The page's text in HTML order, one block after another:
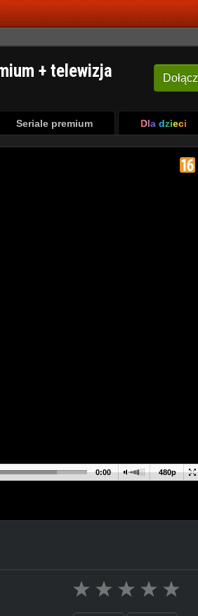
Dołącz
+ telewizja
Seriale premium Dla dzieci
480p
0:00